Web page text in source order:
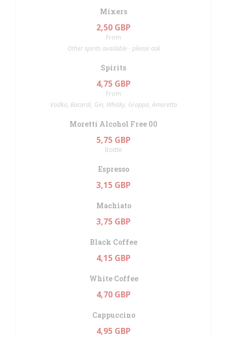
Mixers
2,50 GBP
From
Other spirits available - please ask
Spirits
4,75 GBP
From
Vodka, Bacardi, Gin, Whisky, Grappa, Amaretto
Moretti Alcohol Free 00
5,75 GBP
Bottle
Espresso
3,15 GBP
Machiato
3,75 GBP
Black Coffee
4,15 GBP
White Coffee
4,70 GBP
Cappuccino
4,95 GBP